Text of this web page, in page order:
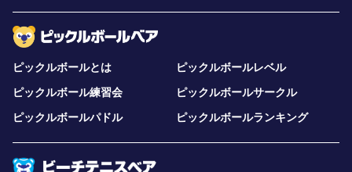
ピックルボールとは
ピックルボールレベル
ピックルボール練習会
ピックルボールサークル
ピックルボールパドル
ピックルボールランキング